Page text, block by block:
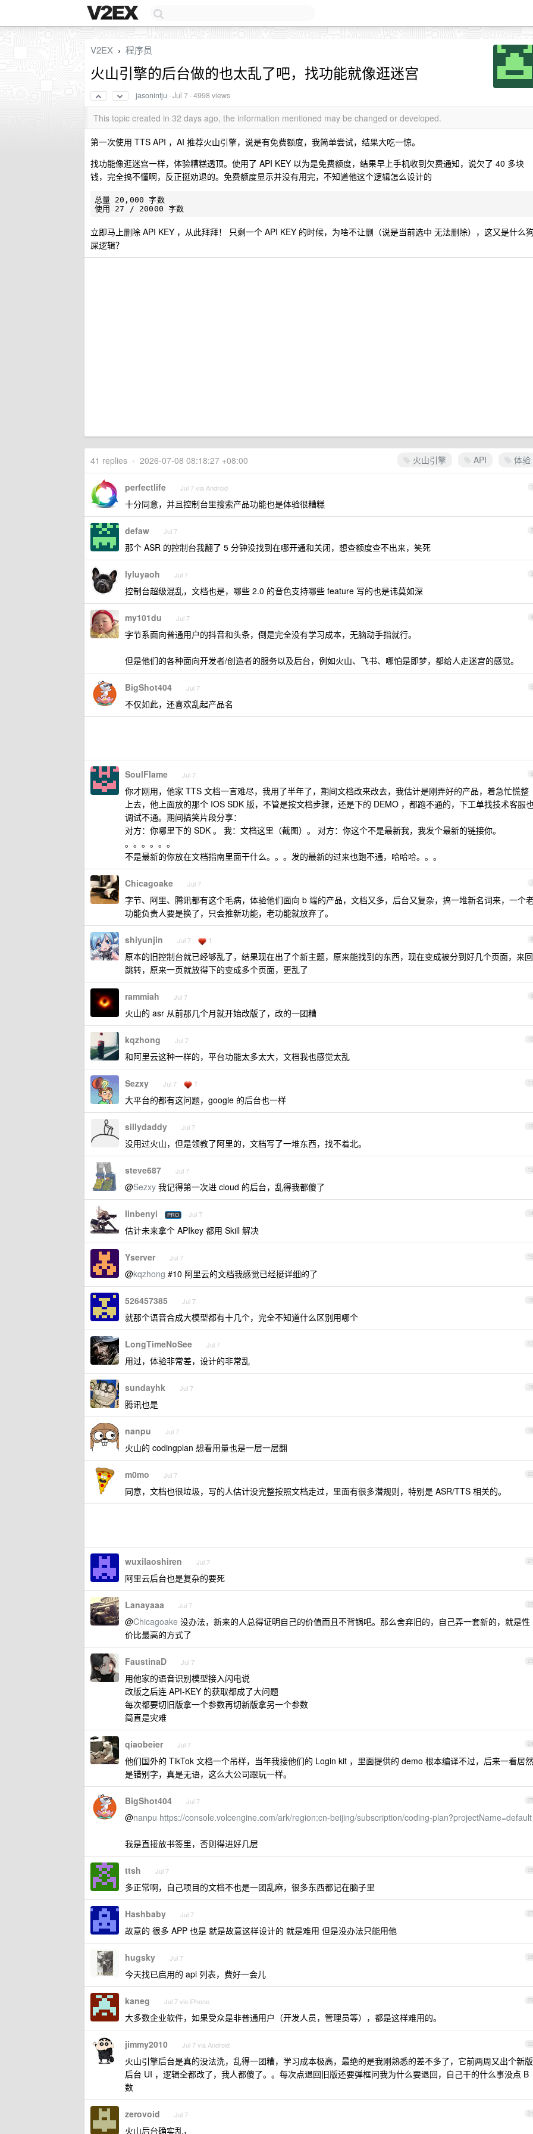
V2EX › 程序员
火山引擎的后台做的也太乱了吧，找功能就像逛迷宫
jasonintju ·Jul 7 · 4998 views
This topic created in 32 days ago, the information mentioned may be changed or developed.
第一次使用 TTS API ，AI 推荐火山引擎，说是有免费额度，我简单尝试，结果大吃一惊。
找功能像逛迷宫一样，体验糟糕透顶。使用了 API KEY 以为是免费额度，结果早上手机收到欠费通知，说欠了 40 多块
钱，完全搞不懂啊，反正挺劝退的。免费额度显示并没有用完，不知道他这个逻辑怎么设计的
总量 20,000 字数
立即马上删除 API KEY ，从此拜拜！ 只剩一个 API KEY 的时候，为啥不让删（说是当前选中 无法删除），这又是什么狗
屎逻辑？
火山引擎 API 体验
41 replies • 2026-07-08 08:18:27 +08:00
1
perfectlife Jul 7 via Android
十分同意，并且控制台里搜索产品功能也是体验很糟糕
2
defaw Jul 7
那个 ASR 的控制台我翻了 5 分钟没找到在哪开通和关闭，想查额度查不出来，笑死
3
lyluyaoh Jul 7
控制台超级混乱，文档也是，哪些 2.0 的音色支持哪些 feature 写的也是讳莫如深
4
my101du Jul 7
字节系面向普通用户的抖音和头条，倒是完全没有学习成本，无脑动手指就行。
但是他们的各种面向开发者/创造者的服务以及后台，例如火山、飞书、哪怕是即梦，都给人走迷宫的感觉。
5
BigShot404 Jul 7
不仅如此，还喜欢乱起产品名
6
SoulFlame Jul 7
你才刚用，他家 TTS 文档一言难尽，我用了半年了，期间文档改来改去，我估计是刚弄好的产品，着急忙慌整
上去，他上面放的那个 IOS SDK 版，不管是按文档步骤，还是下的 DEMO ，都跑不通的，下工单找技术客服
调试不通。期间搞笑片段分享：
对方：你哪里下的 SDK 。 我：文档这里（截图）。 对方：你这个不是最新我，我发个最新的链接你。
。。。。。。
不是最新的你放在文档指南里面干什么。。。发的最新的过来也跑不通，哈哈哈。。。
7
Chicagoake Jul 7
字节、阿里、腾讯都有这个毛病，体验他们面向 b 端的产品，文档又多，后台又复杂，搞一堆新名词来，一个
功能负责人要是换了，只会推新功能，老功能就放弃了。
8
shiyunjin Jul 7 1
原本的旧控制台就已经够乱了，结果现在出了个新主题，原来能找到的东西，现在变成被分到好几个页面，来回
跳转，原来一页就放得下的变成多个页面，更乱了
9
rammiah Jul 7
火山的 asr 从前那几个月就开始改版了，改的一团糟
10
kqzhong Jul 7
和阿里云这种一样的，平台功能太多太大，文档我也感觉太乱
11
Sezxy Jul 7 1
大平台的都有这问题，google 的后台也一样
12
sillydaddy Jul 7
没用过火山，但是领教了阿里的，文档写了一堆东西，找不着北。
13
steve687 Jul 7
@Sezxy 我记得第一次进 cloud 的后台，乱得我都傻了
14
linbenyi PRO Jul 7
估计未来拿个 APIkey 都用 Skill 解决
15
Yserver Jul 7
@kqzhong #10 阿里云的文档我感觉已经挺详细的了
16
526457385 Jul 7
就那个语音合成大模型都有十几个，完全不知道什么区别用哪个
17
LongTimeNoSee Jul 7
用过，体验非常差，设计的非常乱
18
sundayhk Jul 7
腾讯也是
19
nanpu Jul 7
火山的 codingplan 想看用量也是一层一层翻
20
m0mo Jul 7
同意，文档也很垃圾，写的人估计没完整按照文档走过，里面有很多潜规则，特别是 ASR/TTS 相关的。
21
wuxilaoshiren Jul 7
阿里云后台也是复杂的要死
22
Lanayaaa Jul 7
@Chicagoake 没办法，新来的人总得证明自己的价值而且不背锅吧。那么舍弃旧的，自己弄一套新的，就是性
价比最高的方式了
23
FaustinaD Jul 7
用他家的语音识别模型接入闪电说
改版之后连 API-KEY 的获取都成了大问题
每次都要切旧版拿一个参数再切新版拿另一个参数
简直是灾难
24
qiaobeier Jul 7
他们国外的 TikTok 文档一个吊样，当年我接他们的 Login kit ，里面提供的 demo 根本编译不过，后来一看居然
是错别字，真是无语，这么大公司跟玩一样。
25
BigShot404 Jul 7
@nanpu https://console.volcengine.com/ark/region:cn-beijing/subscription/coding-plan?projectName=default
我是直接放书签里，否则得进好几层
26
ttsh Jul 7
多正常啊，自己项目的文档不也是一团乱麻，很多东西都记在脑子里
27
Hashbaby Jul 7
故意的 很多 APP 也是 就是故意这样设计的 就是难用 但是没办法只能用他
28
hugsky Jul 7
今天找已启用的 api 列表，费好一会儿
29
kaneg Jul 7 via iPhone
大多数企业软件，如果受众是非普通用户（开发人员，管理员等），都是这样难用的。
30
jimmy2010 Jul 7 via Android
火山引擎后台是真的没法洗，乱得一团糟，学习成本极高，最绝的是我刚熟悉的差不多了，它前两周又出个新版
后台 UI ，逻辑全都改了，我人都傻了。。每次点退回旧版还要弹框问我为什么要退回，自己干的什么事没点 B
数
31
zerovoid Jul 7
火山后台确实乱，